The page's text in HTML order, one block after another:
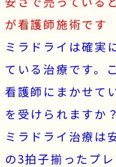
が看護師施術です
ミラドライは確実
ている治療です。
看護師にまかせて
を受けられますか？
ミラドライ治療は
の3拍子揃ったプ